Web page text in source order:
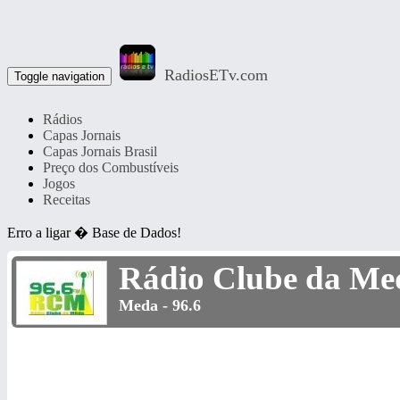
Toggle navigation RadiosETv.com
Rádios
Capas Jornais
Capas Jornais Brasil
Preço dos Combustíveis
Jogos
Receitas
Erro a ligar � Base de Dados!
Rádio Clube da
Meda - 96.6